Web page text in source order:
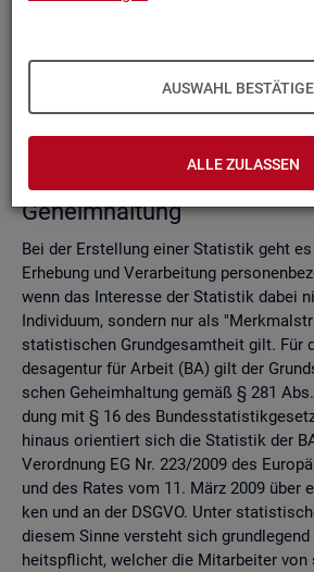
AUSWAHL
ALLE ZULASSEN
tung
Zell­sper­rungs­ver­fah­ren
Run­dungs­ver­fah­ren
Ver­gleich der Ver­fah­ren
Recht­li­che Grund­la­gen der
Ge­heim­hal­tung
Bei der Er­stel­lung einer Sta­tis­tik geht
Er­he­bung und Ver­ar­bei­tung
wenn das In­ter­es­se der Sta­tis­tik dabei
In­di­vi­du­um, son­dern nur als
sta­tis­ti­schen Grund­ge­samt­heit gilt. Für
des­agen­tur für Ar­beit (BA) gilt der
schen Ge­heim­hal­tung gemäß § 281
dung mit § 16 des
hin­aus ori­en­tiert sich die Sta­tis­tik der
Ver­ord­nung EG Nr. 223/2009 des
und des Rates vom 11. März 2009
ken und an der DSGVO. Unter
die­sem Sinne ver­steht sich
heits­pflicht, wel­cher die Mit­ar­bei­ter